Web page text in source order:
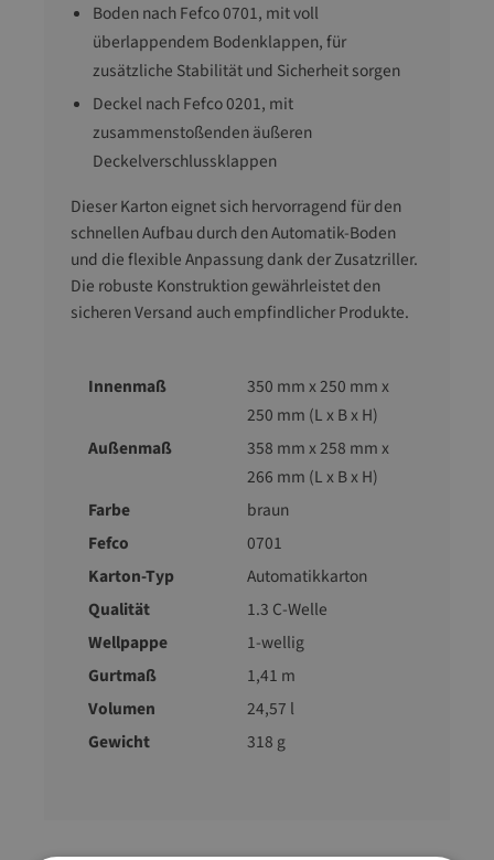
Boden nach Fefco 0701, mit voll
überlappendem Bodenklappen, für
zusätzliche Stabilität und Sicherheit sorgen
Deckel nach Fefco 0201, mit
zusammenstoßenden äußeren
Deckelverschlussklappen
Dieser Karton eignet sich hervorragend für den
schnellen Aufbau durch den Automatik-Boden
und die flexible Anpassung dank der Zusatzriller.
Die robuste Konstruktion gewährleistet den
sicheren Versand auch empfindlicher Produkte.
Innenmaß
350 mm x 250 mm x
250 mm (L x B x H)
Außenmaß
358 mm x 258 mm x
266 mm (L x B x H)
Farbe
braun
Fefco
0701
Karton-Typ
Automatikkarton
Qualität
1.3 C-Welle
Wellpappe
1-wellig
Gurtmaß
1,41 m
Volumen
24,57 l
Gewicht
318 g